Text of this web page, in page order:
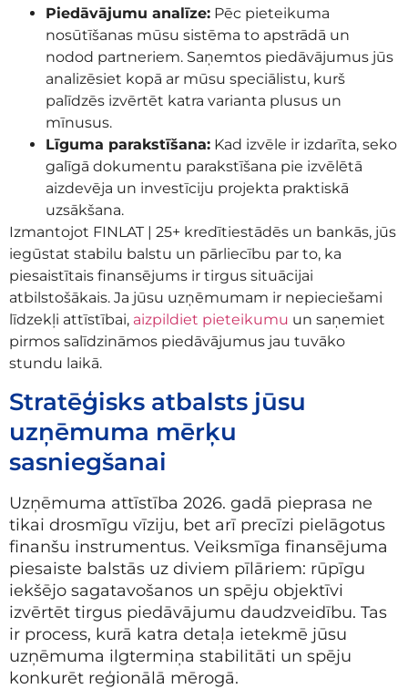
Piedāvājumu analīze: Pēc pieteikuma
nosūtīšanas mūsu sistēma to apstrādā un
nodod partneriem. Saņemtos piedāvājumus jūs
analizēsiet kopā ar mūsu speciālistu, kurš
palīdzēs izvērtēt katra varianta plusus un
mīnusus.
Līguma parakstīšana: Kad izvēle ir izdarīta, seko
galīgā dokumentu parakstīšana pie izvēlētā
aizdevēja un investīciju projekta praktiskā
uzsākšana.
Izmantojot FINLAT | 25+ kredītiestādēs un bankās, jūs
iegūstat stabilu balstu un pārliecību par to, ka
piesaistītais finansējums ir tirgus situācijai
atbilstošākais. Ja jūsu uzņēmumam ir nepieciešami
līdzekļi attīstībai, aizpildiet pieteikumu un saņemiet
pirmos salīdzināmos piedāvājumus jau tuvāko
stundu laikā.
Stratēģisks atbalsts jūsu
uzņēmuma mērķu
sasniegšanai
Uzņēmuma attīstība 2026. gadā pieprasa ne
tikai drosmīgu vīziju, bet arī precīzi pielāgotus
finanšu instrumentus. Veiksmīga finansējuma
piesaiste balstās uz diviem pīlāriem: rūpīgu
iekšējo sagatavošanos un spēju objektīvi
izvērtēt tirgus piedāvājumu daudzveidību. Tas
ir process, kurā katra detaļa ietekmē jūsu
uzņēmuma ilgtermiņa stabilitāti un spēju
konkurēt reģionālā mērogā.